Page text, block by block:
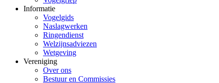
Informatie
Vogelgids
Naslagwerken
Ringendienst
Welzijnsadviezen
Wetgeving
Vereniging
Over ons
Bestuur en Commissies